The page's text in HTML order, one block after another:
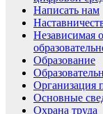
Написать нам
Независимая
Образование
Организация
Основные
Охрана труда